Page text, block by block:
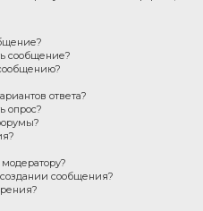
сообщение?
ответа?
опрос?
создании сообщения?